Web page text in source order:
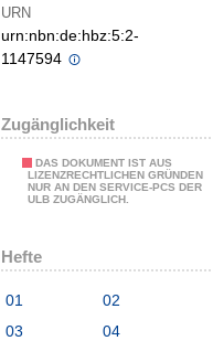
URN
urn:nbn:de:hbz:5:2-
1147594
Zugänglichkeit
DAS DOKUMENT IST AUS
LIZENZRECHTLICHEN GRÜNDEN
NUR AN DEN SERVICE-PCS DER
ULB ZUGÄNGLICH.
Hefte
01
02
03
04